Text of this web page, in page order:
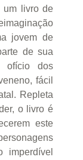
um livro de
jovem de
de sua
ofício dos
fácil
Repleta
o livro é
este
imperdível